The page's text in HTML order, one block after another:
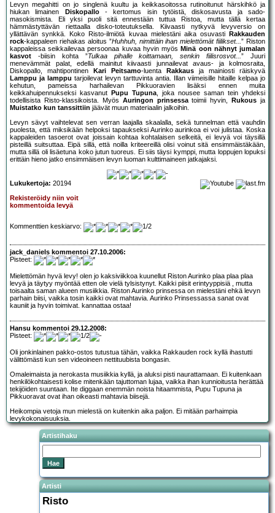
Levyn megahitti on jo singlenä kuultu ja keikkasoitossa rutinoitunut härskihkö ja
hiukan limainen
Diskopallo- kertomus isin tytöistä, diskosavusta ja sado-
masokismista. Eli yksi puoli sitä ennestään tuttua Ristoa, mutta tällä kertaa
hämmästyttävän riettaalla disko-toteutuksella. Kiivaasti nytkyvä levyversio on
yllättävän synkkä. Koko Risto-ilmiötä kuvaa mielestäni aika osuvasti
Rakkauden
rock-kappaleen riehakas aloitus ”Huhhuh, nimittäin ihan mielettömät fiilikset...” Riston
kappaleissa seikkailevaa persoonaa kuvaa hyvin myös Minä oon nähnyt jumalan
kasvot -biisin kohta ”Tulkaa pihalle koittamaan, senkin fiilisrosvot...” Juuri
menevämmät palat, edellä mainitut kiivaasti junnailevat avaus- ja kolmosraita,
Diskopallo, mahtipontinen
Kari Peitsamo-luenta Rakkaus ja mainiosti räiskyvä
Lamppu ja lamppu tarjoilevat levyn tarttuvinta antia. Illan viimeisille hitaille kelpaa jo
kehutun, pameissa harhailevan Pikkuoravien lisäksi ennen muita
keikkahuipennukseksi kasvanut
Pupu Tupuna, joka nousee saman tein yhdeksi
todellisista Risto-klassikoista. Myös Auringon prinsessatoimii hyvin, Rukous ja
Muistatko kun tanssittiin jäävät muun materiaalin jalkoihin.
Levyn sävyt vaihtelevat sen verran laajalla skaalalla, sekä tunnelman että vauhdin
puolesta, että miksikään helpoksi tapaukseksi Aurinko aurinkoa ei voi julistaa. Koska
kappaleiden tasoerot ovat joissain kohtaa kohtalaisen selkeitä, ei levyä voi täysillä
pisteillä suitsuttaa. Eipä sillä, että noilla kriteereillä olisi voinut sitä ensimmäistäkään,
mutta sillä oli lisäetuna koko jutun tuoreus. Ei siis täysi kymppi, mutta loppujen lopuksi
erittäin hieno jatko ensimmäisen levyn luoman kulttimaineen jatkajaksi.
Lukukertoja: 20194
Rekisteröidy niin voit
kommentoida levyä
Kommenttien keskiarvo:
jack_daniels kommentoi 27.10.2006:
Pisteet:
Mielettömän hyvä levy! olen jo kaksiviikkoa kuunellut Riston Aurinko plaa plaa plaa
levyä ja täytyy myöntää etten ole vielä tylsistynyt. Kaikki piisit erintyyppisiä , mutta
toisaalta saman alueen musiikkia. Riston Aurinko prinsessa on mielestäni ehkä levyn
parhain biisi, vaikka tosin kaikki ovat mahtavia. Aurinko Prinsessassa sanat ovat
kauniit ja hyvin toimivat. kannattaa ostaa!
Hansu kommentoi 29.12.2008:
Pisteet:
Oli jonkinlainen pakko-ostos tutustua tähän, vaikka Rakkauden rock kyllä ihastutti
välittömästi kun sen videoineen nettituubista bongasin.
Omaleimaista ja nerokasta musiikkia kyllä, ja aluksi pisti naurattamaan. Ei kuitenkaan
henkilökohtaisesti kolise mitenkään tajuttoman lujaa, vaikka ihan kunnioitusta herättää
tekijöiden suuntaan. Ite diggaan enemmän noista hitaammista, Pupu Tupuna ja
Pikkuoravat ovat ihan oikeasti mahtavia biisejä.
Heikompia vetoja mun mielestä on kuitenkin aika paljon. Ei mitään parhaimpia
levykokonaisuuksia.
Artistihaku
Artisti
Risto